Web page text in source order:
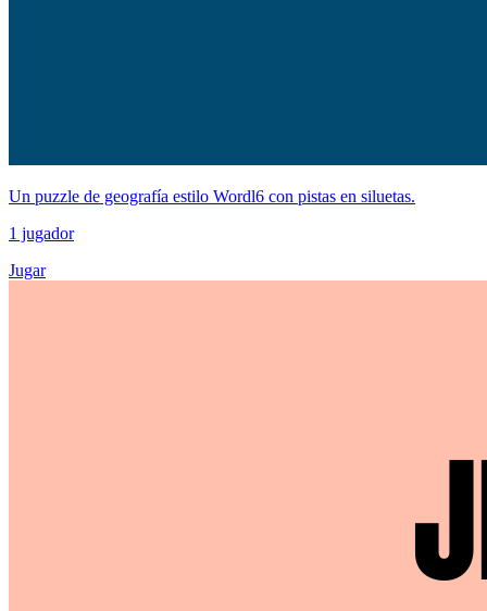
Un puzzle de geografía estilo Wordl6 con pistas en siluetas.
1 jugador
Jugar